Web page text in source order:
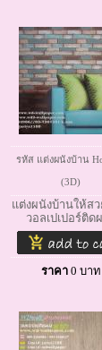
รหัส แต่งผนังบ้าน
(3D)
แต่งผนังบ้านให้ส
วอลเปเปอร์ติด
ราคา 0 บาท